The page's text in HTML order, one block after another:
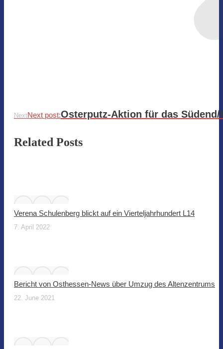
NextNext post:Osterputz-Aktion für das Südend/
Related Posts
Verena Schulenberg blickt auf ein Vierteljahrhundert L14
7. April 2022
Bericht von Osthessen-News über Umzug des Altenzentrums
22. June 2021